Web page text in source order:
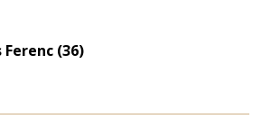
Ferenc (36)